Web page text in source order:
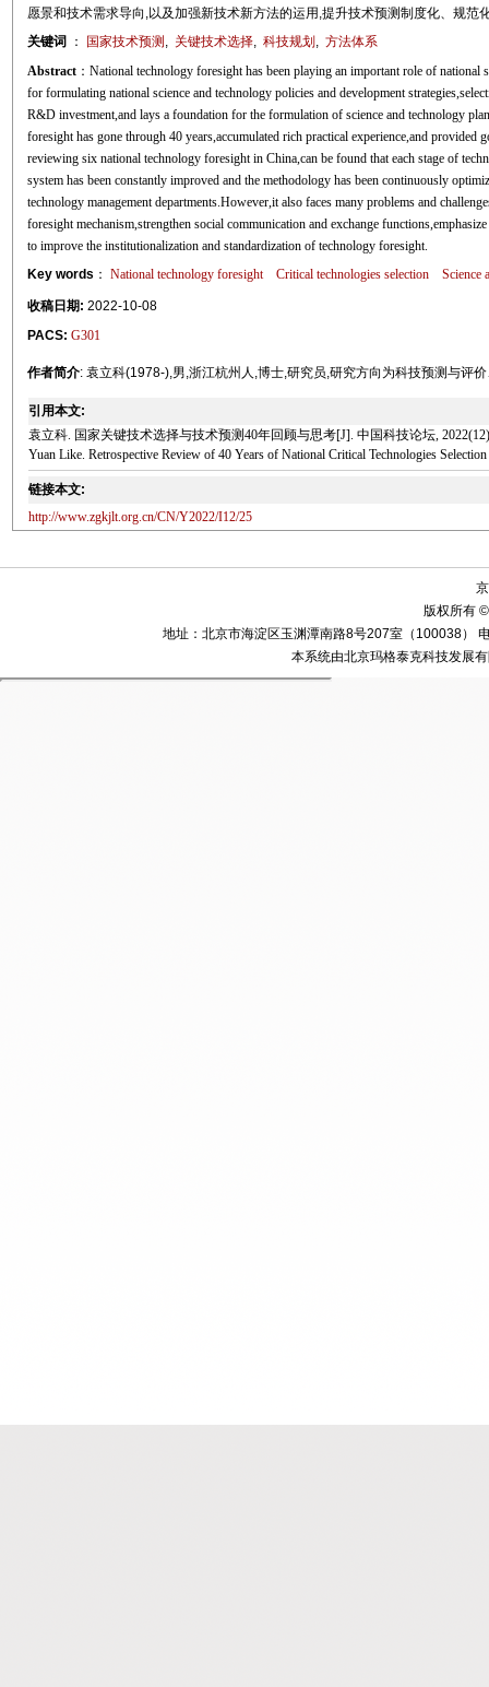
愿景和技术需求导向,以及加强新技术新方法的运用,提升技术预测制度化、规范
关键词
： 国家技术预测 , 关键技术选择, 科技规划 , 方法体系
Abstract：National technology foresight has been playing an important role of
for formulating national science and technology policies and development
R&D investment,and lays a foundation for the formulation of science and technology
foresight has gone through 40 years,accumulated rich practical experience,and provided
reviewing six national technology foresight in China,can be found that each stage of
system has been constantly improved and the methodology has been continuously
technology management departments.However,it also faces many problems and
foresight mechanism,strengthen social communication and exchange
to improve the institutionalization and standardization of technology foresight.
Key words ： National technology foresight Critical technologies selection Science
收稿日期: 2022-10-08
PACS: G301
作者简介: 袁立科(1978-),男,浙江杭州人,博士,研究员,研究方向为科技预测与评
引用本文:
袁立科. 国家关键技术选择与技术预测40年回顾与思考[J]. 中国科技论坛,
Yuan Like. Retrospective Review of 40 Years of National Critical Technologies
链接本文:
http://www.zgkjlt.org.cn/CN/Y2022/I12/25
版权所有
地址：北京市海淀区玉渊潭南路8号207室（100038）
本系统由北京玛格泰克科技发展